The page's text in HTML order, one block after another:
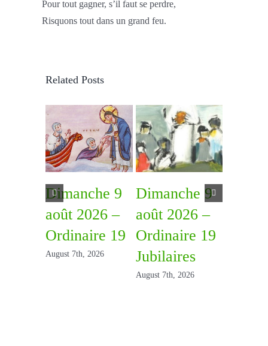
Pour tout gagner, s’il faut se perdre,
Risquons tout dans un grand feu.
Related Posts
Dimanche 9
août 2026 –
Ordinaire 19
August 7th, 2026
Dimanche 9
août 2026 –
Ordinaire 19
Jubilaires
August 7th, 2026